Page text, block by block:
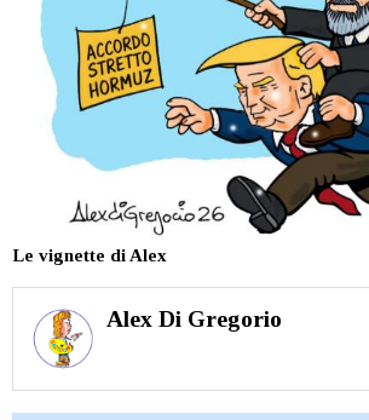
Le vignette di Alex
Alex Di Gregorio